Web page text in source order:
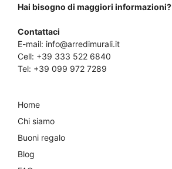
Hai bisogno di maggiori informazioni?
Contattaci
E-mail: info@arredimurali.it
Cell: +39 333 522 6840
Tel: +39 099 972 7289
Home
Chi siamo
Buoni regalo
Blog